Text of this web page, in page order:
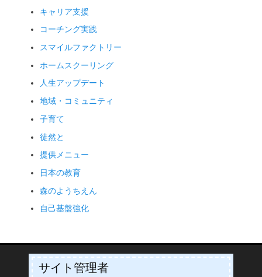
キャリア支援
コーチング実践
スマイルファクトリー
ホームスクーリング
人生アップデート
地域・コミュニティ
子育て
徒然と
提供メニュー
日本の教育
森のようちえん
自己基盤強化
サイト管理者